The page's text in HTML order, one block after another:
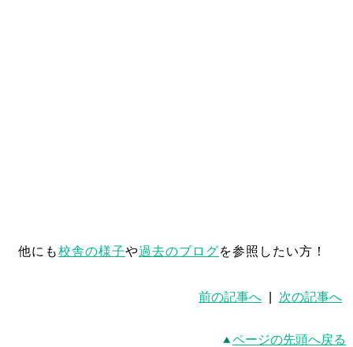
他にも校舎の様子や過去のブログを参照したい方！
前の記事へ 次の記事へ
ページの先頭へ戻る